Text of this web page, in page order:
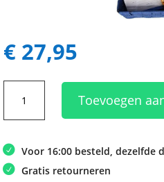
€ 27,95
Cadeaupakket
waardebon
20
euro
Toevoegen
Voor 16:00 besteld, dezelfde
Gratis retourneren